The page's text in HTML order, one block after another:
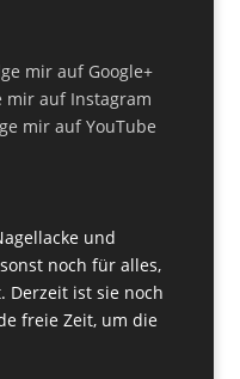
und
noch für alles,
Derzeit ist sie noch
freie Zeit, um die